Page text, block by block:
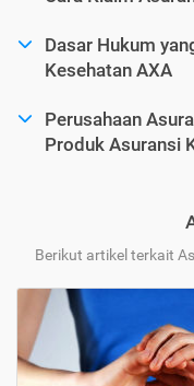
Dasar Hukum
Kesehatan AXA
Perusahaan
Produk Asuransi
Berikut artikel terkait